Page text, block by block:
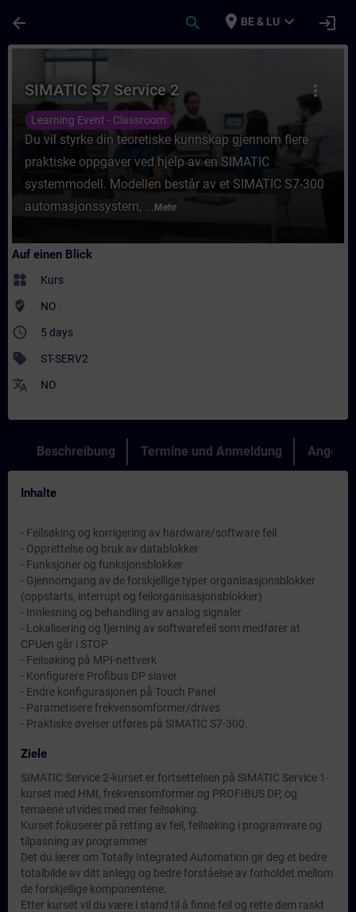
arrow_back search place BE & LU expand_more login
Kurs - SIMATIC S7 Service 2 - Training -
more_vert
SIMATIC S7 Service 2
Learning Event - Classroom
Du vil styrke din teoretiske kunnskap gjennom flere
praktiske oppgaver ved hjelp av en SIMATIC
systemmodell. Modellen består av et SIMATIC S7-300
automasjonssystem, ... Mehr
Auf einen Blick
widgets Kurs
where_to_vote NO
access_time 5 days
sell ST-SERV2
translate NO
Beschreibung Termine und Anmeldung Angebot
Inhalte
- Feilsøking og korrigering av hardware/software feil
- Opprettelse og bruk av datablokker
- Funksjoner og funksjonsblokker
- Gjennomgang av de forskjellige typer organisasjonsblokker
(oppstarts, interrupt og feilorganisasjonsblokker)
- Innlesning og behandling av analog signaler
- Lokalisering og fjerning av softwarefeil som medfører at
CPUen går i STOP
- Feilsøking på MPI-nettverk
- Konfigurere Profibus DP slaver
- Endre konfigurasjonen på Touch Panel
- Parametisere frekvensomformer/drives
- Praktiske øvelser utføres på SIMATIC S7-300.
Ziele
SIMATIC Service 2-kurset er fortsettelsen på SIMATIC Service 1-
kurset med HMI, frekvensomformer og PROFIBUS DP, og
temaene utvides med mer feilsøking.
Kurset fokuserer på retting av feil, feilsøking i programvare og
tilpasning av programmer
Det du lærer om Totally Integrated Automation gir deg et bedre
totalbilde av ditt anlegg og bedre forståelse av forholdet mellom
de forskjellige komponentene.
Etter kurset vil du være i stand til å finne feil og rette dem raskt